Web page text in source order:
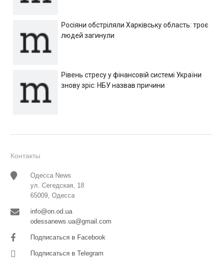
Росіяни обстріляли Харківську область: троє
людей загинули
Рівень стресу у фінансовій системі України
знову зріс: НБУ назвав причини
Контакты
Одесса News
ул. Сегедская, 18
65009, Одесса
info@on.od.ua
odessanews.ua@gmail.com
Подписаться в Facebook
Подписаться в Telegram